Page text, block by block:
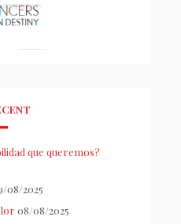
que queremos?
08/2025
08/08/2025